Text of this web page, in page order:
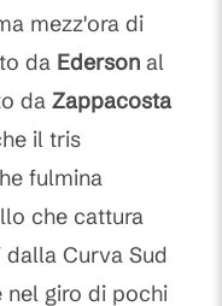
mezz'ora di
da Ederson al
da Zappacosta
il tris
fulmina
che cattura
Curva Sud
nel giro di pochi